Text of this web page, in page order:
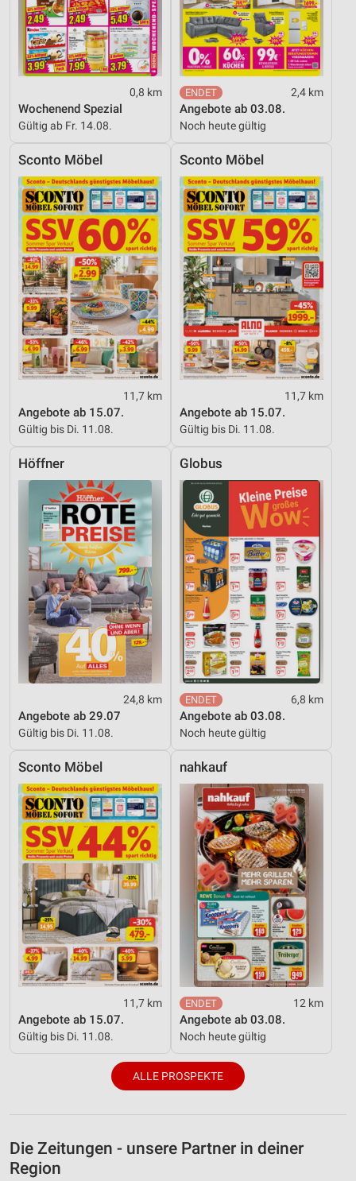
0,8 km
Wochenend Spezial
Gültig ab Fr. 14.08.
2,4 km
Angebote ab 03.08.
Noch heute gültig
Sconto Möbel
11,7 km
Angebote ab 15.07.
Gültig bis Di. 11.08.
Sconto Möbel
11,7 km
Angebote ab 15.07.
Gültig bis Di. 11.08.
Höffner
24,8 km
Angebote ab 29.07
Gültig bis Di. 11.08.
Globus
6,8 km
Angebote ab 03.08.
Noch heute gültig
Sconto Möbel
11,7 km
Angebote ab 15.07.
Gültig bis Di. 11.08.
nahkauf
12 km
Angebote ab 03.08.
Noch heute gültig
ALLE PROSPEKTE
Die Zeitungen - unsere Partner in deiner
Region